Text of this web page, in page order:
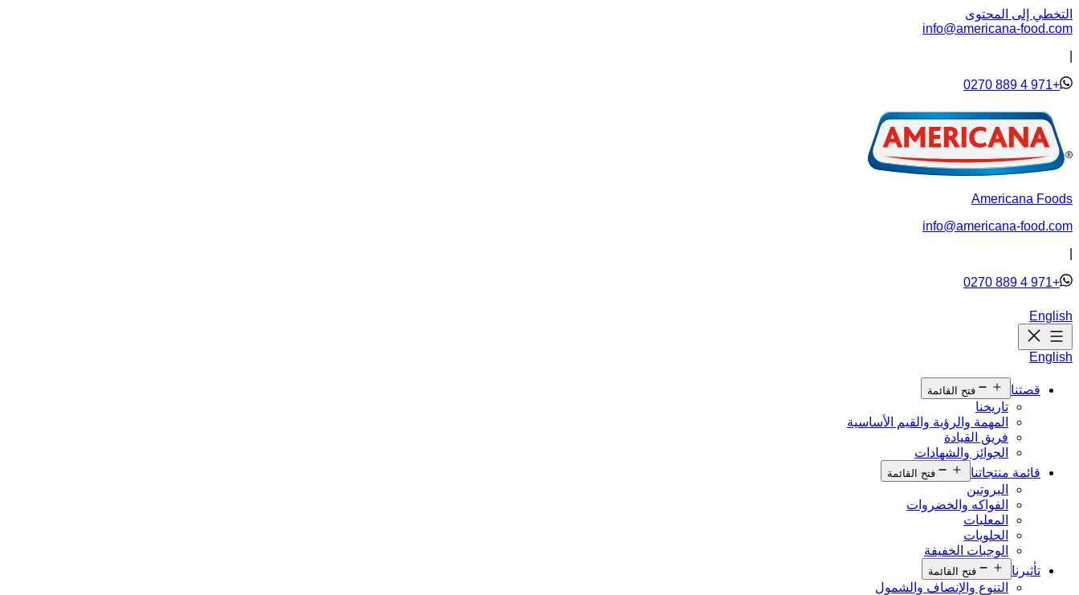
التخطي إلى المحتوى
info@americana-food.com
+971 4 889 0270
Americana Foods
info@americana-food.com
+971 4 889 0270
English
English
قصتنا فتح القائمة
تاريخنا
المهمة والرؤية والقيم الأساسية
فريق القيادة
الجوائز والشهادات
قائمة منتجاتنا
فتح القائمة
البروتين
الفواكه والخضروات
المعلبات
الحلويات
الوجبات الخفيفة
تأثيرنا
فتح القائمة
التنوع والإنصاف والشمول